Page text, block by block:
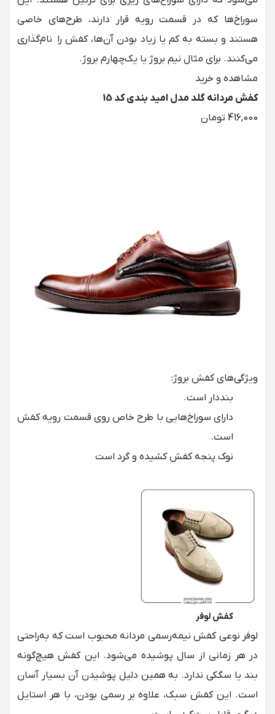
سوراخ‌ها که در قسمت رویه قرار دارند، طرح‌های خاصی
هستند و بسته به کم یا زیاد بودن آن‌ها، کفش را نام‌گذاری
می‌کنند. برای مثال نیم بروژ یا یک‌چهارم بروژ.
کفش مردانه گلد مدل امید بندی کد 15
416,000 تومان
ویژگی‌های کفش بروژ:
بنددار است.
دارای سوراخ‌هایی با طرح خاص روی قسمت رویه کفش
است.
نوک ‌پنجه کفش کشیده و گرد است
کفش لوفر
لوفر نوعی کفش نیمه‌رسمی مردانه محبوب است که به‌راحتی
در هر زمانی از سال پوشیده می‌شود. این کفش هیچ‌گونه
بند یا سگکی ندارد. به همین دلیل پوشیدن آن بسیار آسان
است. این کفش سبک، علاوه بر رسمی بودن، با هر استایل